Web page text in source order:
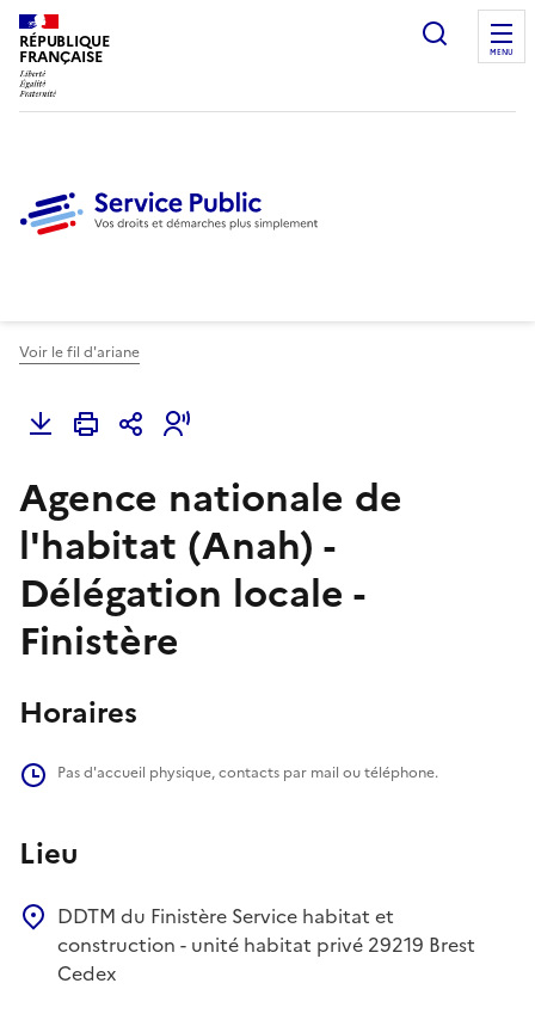
RÉPUBLIQUE
FRANÇAISE
Ouvrir
MENU
Voir le fil d'ariane
Agence nationale de
l'habitat (Anah) -
Délégation locale -
Finistère
Horaires
Pas d'accueil physique, contacts par mail ou téléphone.
Lieu
DDTM du Finistère Service habitat et
construction - unité habitat privé 29219 Brest
Cedex